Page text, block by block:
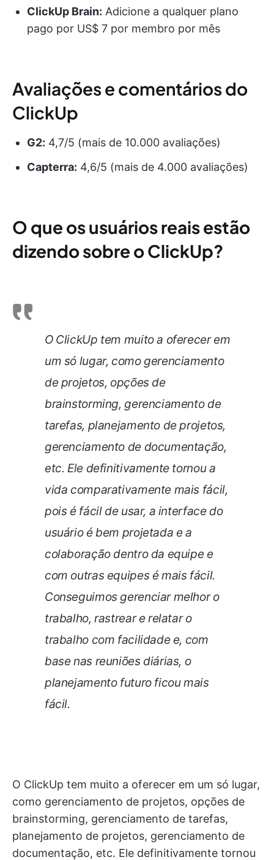
ClickUp Brain: Adicione a qualquer plano
pago por US$ 7 por membro por mês
Avaliações e comentários do
ClickUp
G2: 4,7/5 (mais de 10.000 avaliações)
Capterra: 4,6/5 (mais de 4.000 avaliações)
O que os usuários reais estão
dizendo sobre o ClickUp?
O ClickUp tem muito a oferecer em
um só lugar, como gerenciamento
de projetos, opções de
brainstorming, gerenciamento de
tarefas, planejamento de projetos,
gerenciamento de documentação,
etc. Ele definitivamente tornou a
vida comparativamente mais fácil,
pois é fácil de usar, a interface do
usuário é bem projetada e a
colaboração dentro da equipe e
com outras equipes é mais fácil.
Conseguimos gerenciar melhor o
trabalho, rastrear e relatar o
trabalho com facilidade e, com
base nas reuniões diárias, o
planejamento futuro ficou mais
fácil.
O ClickUp tem muito a oferecer em um só lugar,
como gerenciamento de projetos, opções de
brainstorming, gerenciamento de tarefas,
planejamento de projetos, gerenciamento de
documentação, etc. Ele definitivamente tornou